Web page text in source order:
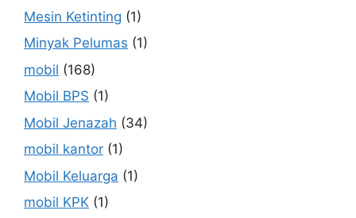
Mesin Ketinting (1)
Minyak Pelumas (1)
mobil (168)
Mobil BPS (1)
Mobil Jenazah (34)
mobil kantor (1)
Mobil Keluarga (1)
mobil KPK (1)